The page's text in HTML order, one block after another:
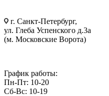
г. Санкт-Петербург,
ул. Глеба Успенского д.3а
(м. Московские Ворота)
График работы:
Пн-Пт: 10-20
Сб-Вс: 10-19